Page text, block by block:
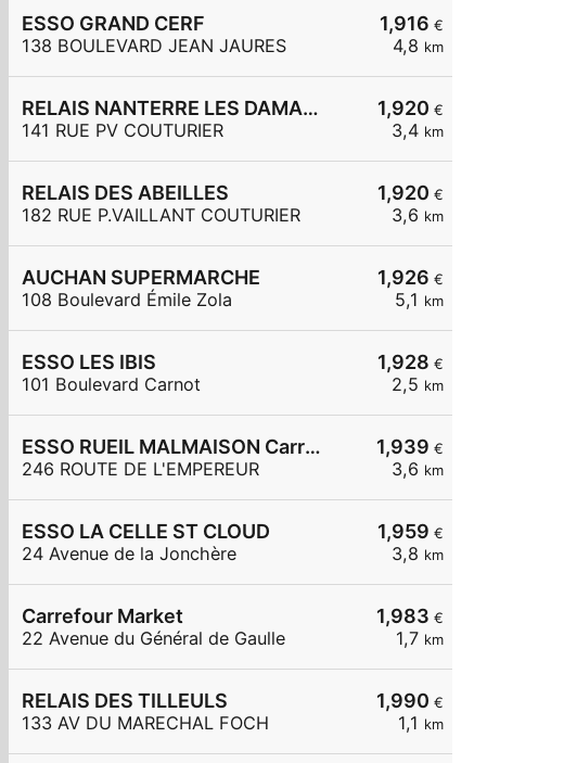
1,916 €
4,8 km
ESSO GRAND CERF
138 BOULEVARD JEAN JAURES
1,920 €
3,4 km
RELAIS NANTERRE LES DAMADES
141 RUE PV COUTURIER
1,920 €
3,6 km
RELAIS DES ABEILLES
182 RUE P.VAILLANT COUTURIER
1,926 €
5,1 km
AUCHAN SUPERMARCHE
108 Boulevard Émile Zola
1,928 €
2,5 km
ESSO LES IBIS
101 Boulevard Carnot
1,939 €
3,6 km
ESSO RUEIL MALMAISON Carrefour Express
246 ROUTE DE L'EMPEREUR
1,959 €
3,8 km
ESSO LA CELLE ST CLOUD
24 Avenue de la Jonchère
1,983 €
1,7 km
Carrefour Market
22 Avenue du Général de Gaulle
1,990 €
1,1 km
RELAIS DES TILLEULS
133 AV DU MARECHAL FOCH